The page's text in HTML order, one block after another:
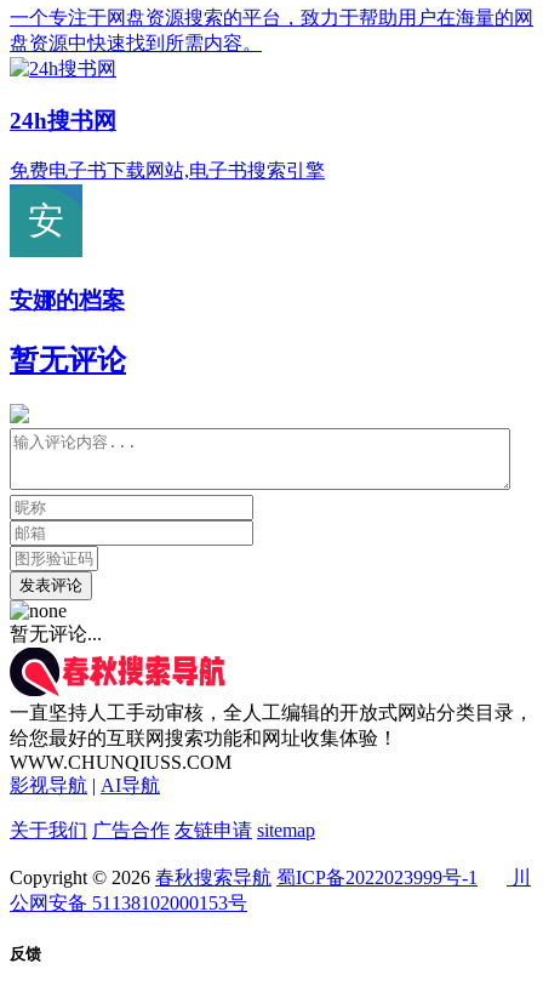
一个专注于网盘资源搜索的平台，致力于帮助用户在海量的网
盘资源中快速找到所需内容。
24h搜书网
免费电子书下载网站,电子书搜索引擎
安娜的档案
暂无评论
发表评论
暂无评论...
一直坚持人工手动审核，全人工编辑的开放式网站分类目录，
给您最好的互联网搜索功能和网址收集体验！
WWW.CHUNQIUSS.COM
影视导航 | AI导航
关于我们 广告合作 友链申请 sitemap
Copyright © 2026 春秋搜索导航 蜀ICP备2022023999号-1
川
公网安备 51138102000153号
反馈